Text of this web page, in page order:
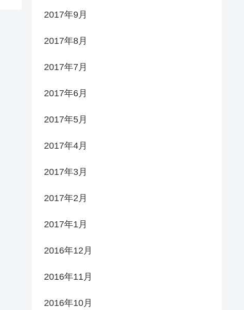
2017年9月
2017年8月
2017年7月
2017年6月
2017年5月
2017年4月
2017年3月
2017年2月
2017年1月
2016年12月
2016年11月
2016年10月